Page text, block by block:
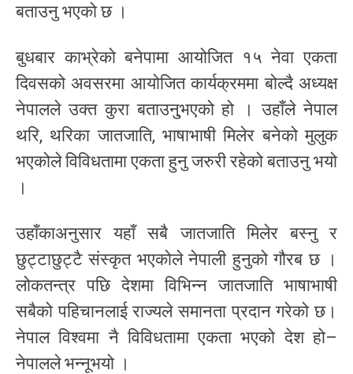
बताउनु भएको छ ।
बुधबार काभ्रेको बनेपामा आयोजित १५ नेवा एकता
दिवसको अवसरमा आयोजित कार्यक्रममा बोल्दै अध्यक्ष
नेपालले उक्त कुरा बताउनु्भएको हो । उहाँले नेपाल
थरि, थरिका जातजाति, भाषाभाषी मिलेर बनेको मुलुक
भएकोले विविधतामा एकता हुनु जरुरी रहेको बताउनु भयो
।
उहाँकाअनुसार यहाँ सबै जातजाति मिलेर बस्नु र
छुट्टाछुट्टै संस्कृत भएकोले नेपाली हुनुको गौरब छ ।
लोकतन्त्र पछि देशमा विभिन्न जातजाति भाषाभाषी
सबैको पहिचानलाई राज्यले समानता प्रदान गरेको छ।
नेपाल विश्वमा नै विविधतामा एकता भएको देश हो–
नेपालले भन्नूभयो ।